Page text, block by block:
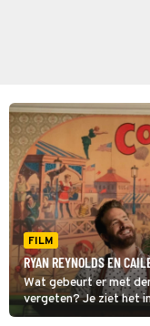
FILM
RYAN REYNOLDS EN
Wat gebeurt er met
vergeten? Je ziet het